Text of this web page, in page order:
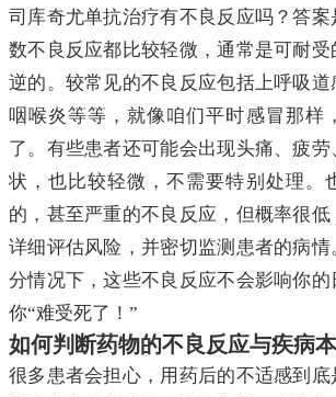
司库奇尤单抗治疗有不良反应吗？答案
数不良反应都比较轻微，通常是可耐
逆的。较常见的不良反应包括上呼吸道
咽喉炎等等，就像咱们平时感冒那样
了。有些患者还可能会出现头痛、疲
状，也比较轻微，不需要特别处理。
的，甚至严重的不良反应，但概率很
详细评估风险，并密切监测患者的病
分情况下，这些不良反应不会影响你
你“难受死了！”
如何判断药物的不良反应与疾病
很多患者会担心，用药后的不适感到